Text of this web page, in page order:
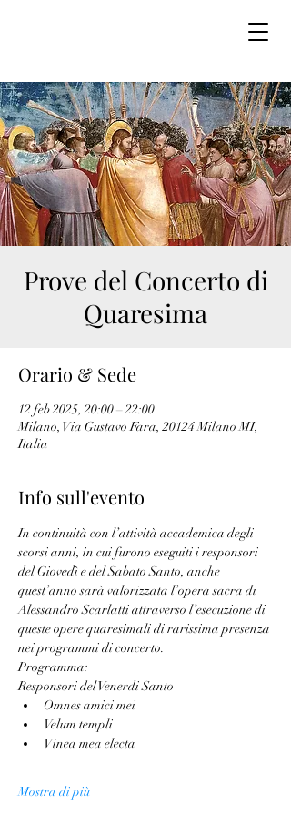
Prove del Concerto di
Quaresima
Orario & Sede
12 feb 2025, 20:00 – 22:00
Milano, Via Gustavo Fara, 20124 Milano MI,
Italia
Info sull'evento
In continuità con l’attività accademica degli
scorsi anni, in cui furono eseguiti i responsori
del Giovedì e del Sabato Santo, anche
quest’anno sarà valorizzata l’opera sacra di
Alessandro Scarlatti attraverso l’esecuzione di
queste opere quaresimali di rarissima presenza
nei programmi di concerto.
Programma:
Responsori del Venerdi Santo
Omnes amici mei
Velum templi
Vinea mea electa
Mostra di più